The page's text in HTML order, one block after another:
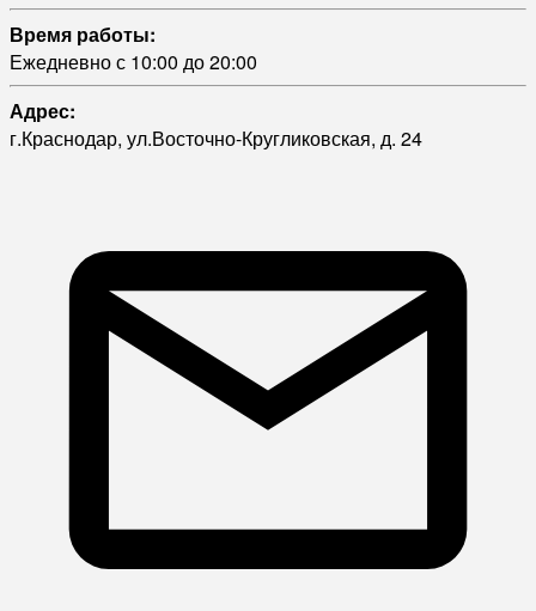
Время работы:
Ежедневно с 10:00 до 20:00
Адрес:
г.Краснодар, ул.Восточно-Кругликовская, д. 24